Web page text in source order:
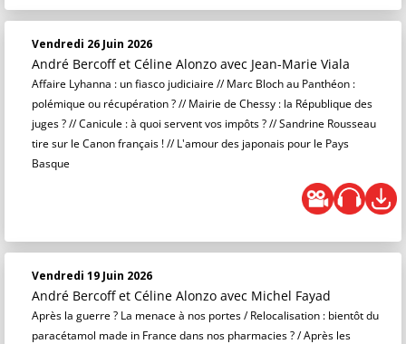
Vendredi 26 Juin 2026
André Bercoff et Céline Alonzo avec Jean-Marie Viala
Affaire Lyhanna : un fiasco judiciaire // Marc Bloch au Panthéon :
polémique ou récupération ? // Mairie de Chessy : la République des
juges ? // Canicule : à quoi servent vos impôts ? // Sandrine Rousseau
tire sur le Canon français ! // L'amour des japonais pour le Pays
Basque
Vendredi 19 Juin 2026
André Bercoff et Céline Alonzo avec Michel Fayad
Après la guerre ? La menace à nos portes / Relocalisation : bientôt du
paracétamol made in France dans nos pharmacies ? / Après les